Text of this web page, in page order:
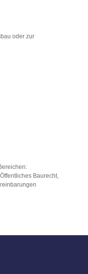
oder zur
Baurecht,